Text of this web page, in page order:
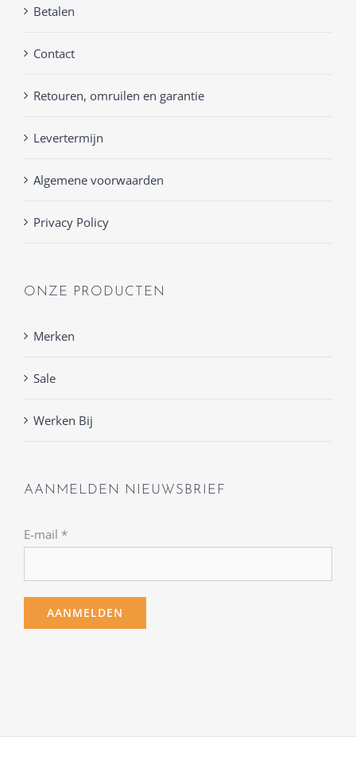
Betalen
Contact
Retouren, omruilen en garantie
Levertermijn
Algemene voorwaarden
Privacy Policy
ONZE PRODUCTEN
Merken
Sale
Werken Bij
AANMELDEN NIEUWSBRIEF
E-mail *